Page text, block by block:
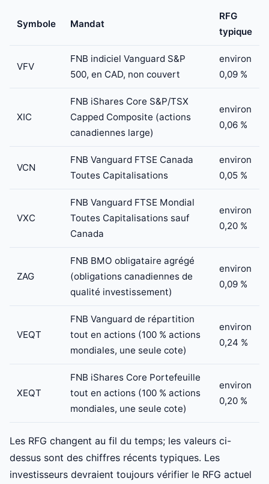
Symbole Mandat
RFG
typique
VFV
FNB indiciel Vanguard S&P
500, en CAD, non couvert
environ
0,09 %
XIC
FNB iShares Core S&P/TSX
Capped Composite (actions
canadiennes large)
environ
0,06 %
VCN
FNB Vanguard FTSE Canada
Toutes Capitalisations
environ
0,05 %
VXC
FNB Vanguard FTSE Mondial
Toutes Capitalisations sauf
Canada
environ
0,20 %
ZAG
FNB BMO obligataire agrégé
(obligations canadiennes de
qualité investissement)
environ
0,09 %
VEQT
FNB Vanguard de répartition
tout en actions (100 % actions
mondiales, une seule cote)
environ
0,24 %
XEQT
FNB iShares Core Portefeuille
tout en actions (100 % actions
mondiales, une seule cote)
environ
0,20 %
Les RFG changent au fil du temps; les valeurs ci-
dessus sont des chiffres récents typiques. Les
investisseurs devraient toujours vérifier le RFG actuel